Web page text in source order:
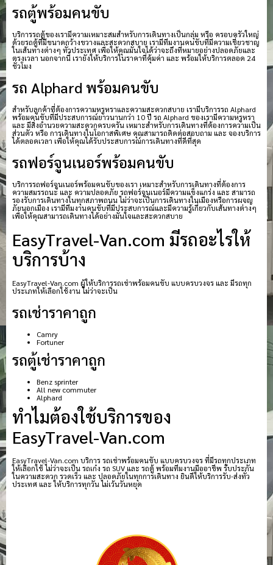
รถตู้พร้อมคนขับ
บริการรถตู้ของเรามีความเหมาะสมสำหรับการเดินทางเป็นกลุ่ม หรือ ครอบครัวใหญ่
ด้วยรถตู้ที่มีขนาดกว้างขวางและสะดวกสบาย เรามีทีมงานคนขับที่มีความเชี่ยวชาญ
ในเส้นทางต่างๆ ทั่วประเทศ เพื่อให้คุณมั่นใจได้ว่าจะถึงที่หมายอย่างปลอดภัยและ
ตรงเวลา นอกจากนี้ เรายังให้บริการในราคาที่คุ้มค่า และ พร้อมให้บริการตลอด 24
ชั่วโมง
รถ Alphard พร้อมคนขับ
สำหรับลูกค้าที่ต้องการความหรูหราและความสะดวกสบาย เรามีบริการรถ Alphard
พร้อมคนขับที่มีประสบการณ์ยาวนานกว่า 10 ปี รถ Alphard ของเรามีความหรูหรา
และ มีสิ่งอำนวยความสะดวกครบครัน เหมาะสำหรับการเดินทางที่ต้องการความเป็น
ส่วนตัว หรือ การเดินทางในโอกาสพิเศษ คุณสามารถติดต่อสอบถาม และ จองบริการ
ได้ตลอดเวลา เพื่อให้คุณได้รับประสบการณ์การเดินทางที่ดีที่สุด
รถฟอร์จูนเนอร์พร้อมคนขับ
บริการรถฟอร์จูนเนอร์พร้อมคนขับของเรา เหมาะสำหรับการเดินทางที่ต้องการ
ความสมรรถนะ และ ความปลอดภัย รถฟอร์จูนเนอร์มีความแข็งแกร่ง และ สามารถ
รองรับการเดินทางในทุกสภาพถนน ไม่ว่าจะเป็นการเดินทางในเมืองหรือการผจญ
ภัยนอกเมือง เรามีทีมงานคนขับที่มีประสบการณ์และมีความรู้เกี่ยวกับเส้นทางต่างๆ
เพื่อให้คุณสามารถเดินทางได้อย่างมั่นใจและสะดวกสบาย
EasyTravel-Van.com มีรถอะไรให้
บริการบ้าง
EasyTravel-Van.com ผู้ให้บริการรถเช่าพร้อมคนขับ แบบครบวงจร และ มีรถทุก
ประเภทให้เลือกใช้งาน ไม่ว่าจะเป็น
รถเช่าราคาถูก
Camry
Fortuner
รถตู้เช่าราคาถูก
Benz sprinter
All new commuter
Alphard
ทำไมต้องใช้บริการของ
EasyTravel-Van.com
EasyTravel-Van.com บริการ รถเช่าพร้อมคนขับ แบบครบวงจร ที่มีรถทุกประเภท
ให้เลือกใช้ ไม่ว่าจะเป็น รถเก๋ง รถ SUV และ รถตู้ พร้อมทีมงานมืออาชีพ รับประกัน
ในความสะดวก รวดเร็ว และ ปลอดภัยในทุกการเดินทาง ยินดีให้บริการรับ-ส่งทั่ว
ประเทศ และ ให้บริการทุกวัน ไม่เว้นวันหยุด